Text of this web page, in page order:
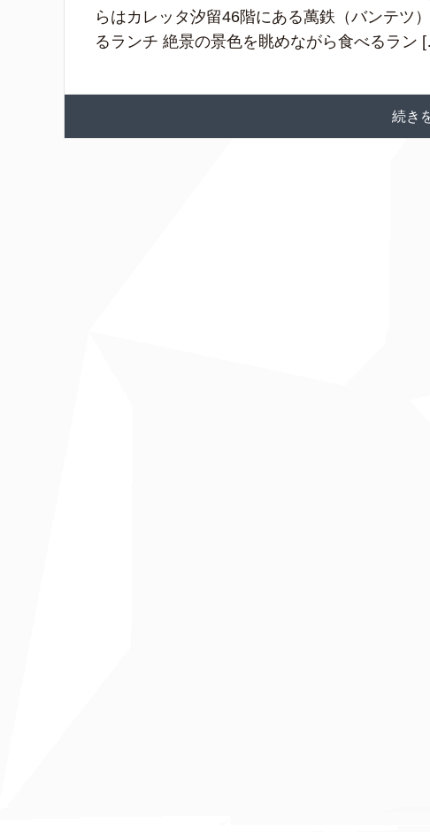
らはカレッタ汐留46階にある萬鉄（バンテツ
るランチ 絶景の景色を眺めながら食べるラン
続き